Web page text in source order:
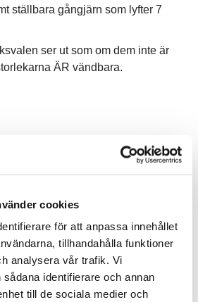
cookies
för att anpassa innehållet
tillhandahålla funktioner
analysera vår trafik. Vi
identifierare och annan
till de sociala medier och
ställbara gångjärn som lyfter 7
ser ut som om dem inte är
ÄR vändbara.
mm (1000x800) mm
Design